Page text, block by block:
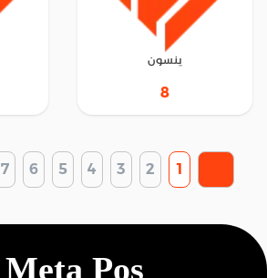
ينسون
8
1
2
3
4
5
6
7